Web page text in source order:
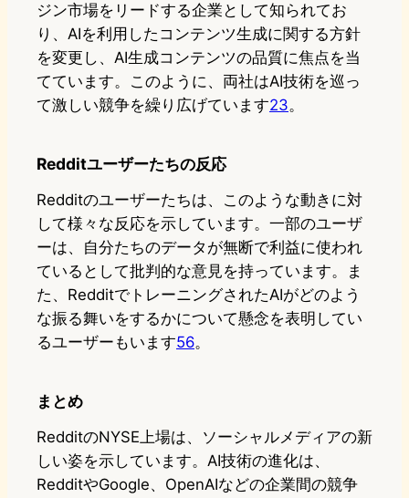
ジン市場をリードする企業として知られてお
り、AIを利用したコンテンツ生成に関する方針
を変更し、AI生成コンテンツの品質に焦点を当
てています。このように、両社はAI技術を巡っ
て激しい競争を繰り広げています23。
Redditユーザーたちの反応
Redditのユーザーたちは、このような動きに対
して様々な反応を示しています。一部のユーザ
ーは、自分たちのデータが無断で利益に使われ
ているとして批判的な意見を持っています。ま
た、RedditでトレーニングされたAIがどのよう
な振る舞いをするかについて懸念を表明してい
るユーザーもいます56。
まとめ
RedditのNYSE上場は、ソーシャルメディアの新
しい姿を示しています。AI技術の進化は、
RedditやGoogle、OpenAIなどの企業間の競争